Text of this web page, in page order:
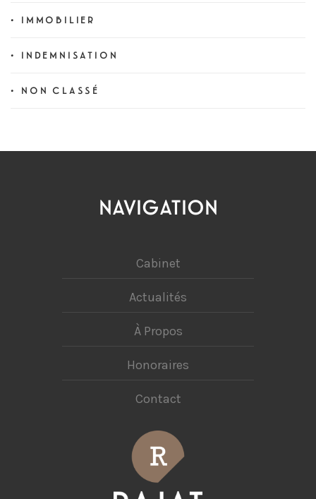
IMMOBILIER
INDEMNISATION
NON CLASSÉ
NAVIGATION
Cabinet
Actualités
À Propos
Honoraires
Contact